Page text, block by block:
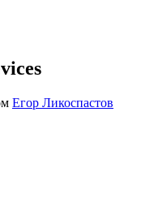
Егор Ликоспастов